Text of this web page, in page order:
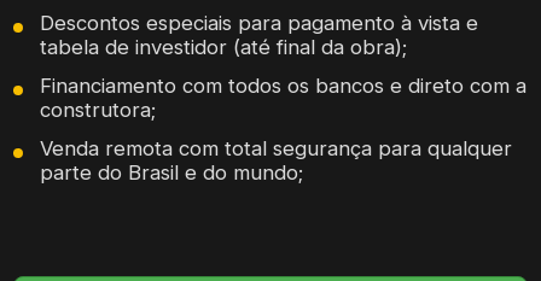
Descontos especiais para pagamento à vista e
tabela de investidor (até final da obra);
Financiamento com todos os bancos e direto com a
construtora;
Venda remota com total segurança para qualquer
parte do Brasil e do mundo;